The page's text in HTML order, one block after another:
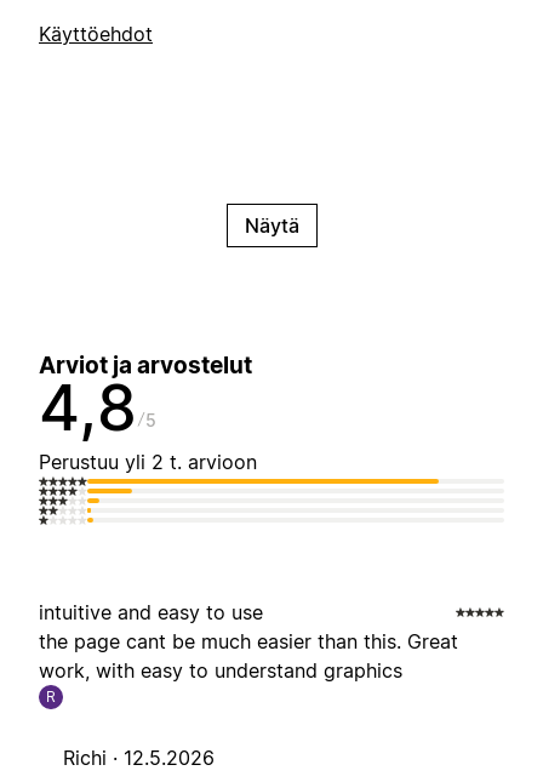
Käyttöehdot
Näytä
Arviot ja arvostelut
4,8 5
Perustuu yli 2 t. arvioon
intuitive and easy to use
the page cant be much easier than this. Great
work, with easy to understand graphics
R
Richi · 12.5.2026